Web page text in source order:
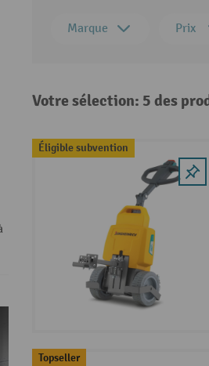
Marque Prix
Votre sélection: 5 des
Éligible subvention
Topseller